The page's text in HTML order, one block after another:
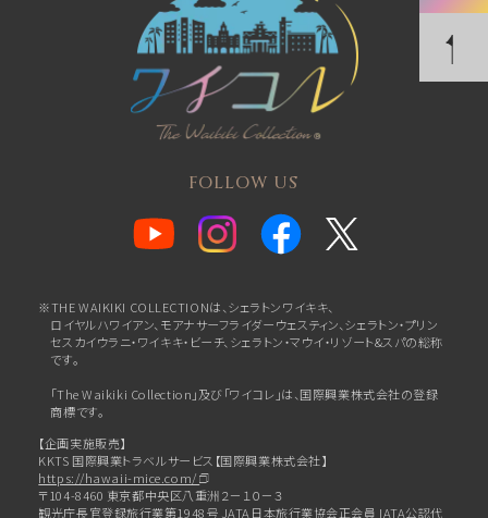
FOLLOW US
※THE WAIKIKI COLLECTIONは、シェラトンワイキキ、
ロイヤルハワイアン、 モアナサーフライダーウェスティン、シェラトン・プリン
セスカイウラニ・ワイキキ・ビーチ、 シェラトン・マウイ・リゾート&スパの総称
です。
「The Waikiki Collection」及び「ワイコレ」は、国際興業株式会社の登録
商標です。
【企画実施販売】
KKTS 国際興業トラベルサービス【国際興業株式会社】
https://hawaii-mice.com/
〒104-8460 東京都中央区八重洲２－１０－３
観光庁長官登録旅行業第1948号 JATA日本旅行業協会正会員 IATA公認代